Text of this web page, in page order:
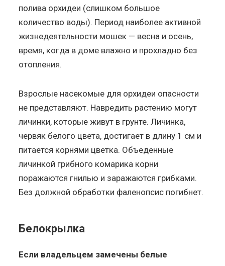
полива орхидеи (слишком большое
количество воды). Период наиболее активной
жизнедеятельности мошек — весна и осень,
время, когда в доме влажно и прохладно без
отопления.
Взрослые насекомые для орхидеи опасности
не представляют. Навредить растению могут
личинки, которые живут в грунте. Личинка,
червяк белого цвета, достигает в длину 1 см и
питается корнями цветка. Объеденные
личинкой грибного комарика корни
поражаются гнилью и заражаются грибками.
Без должной обработки фаленопсис погибнет.
Белокрылка
Если владельцем замечены белые